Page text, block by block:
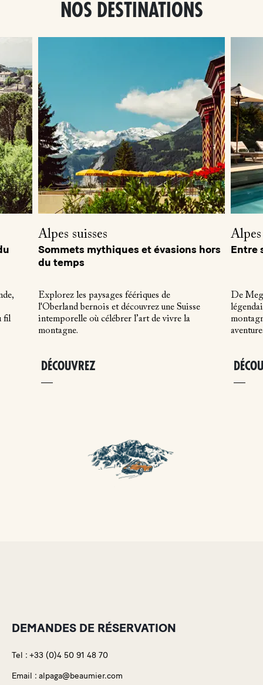
NOS DESTINATIONS
fil
Alpes suisses
Sommets mythiques et évasions hors
du temps
Explorez les paysages féériques de
l'Oberland bernois et découvrez une Suisse
intemporelle où célébrer l’art de vivre la
montagne.
DÉCOUVREZ
Alpes
Entre
De
DEMANDES DE RÉSERVATION
Tel : +33 (0)4 50 91 48 70
Email : alpaga@beaumier.com